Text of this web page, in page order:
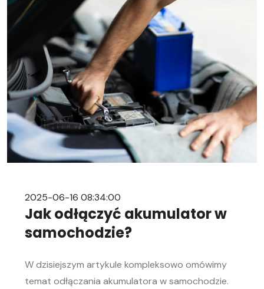
2025-06-16 08:34:00
Jak odłączyć akumulator w
samochodzie?
W dzisiejszym artykule kompleksowo omówimy
temat odłączania akumulatora w samochodzie.